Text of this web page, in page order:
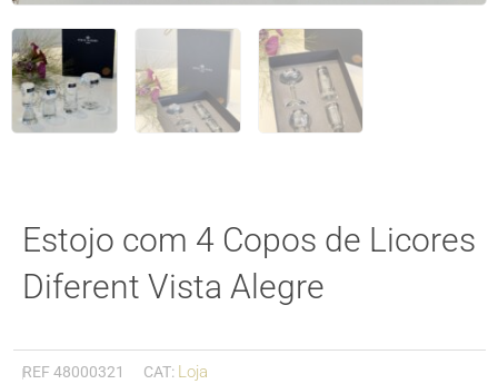
Estojo com 4 Copos de Licores
Diferent Vista Alegre
REF48000321 CAT: Loja